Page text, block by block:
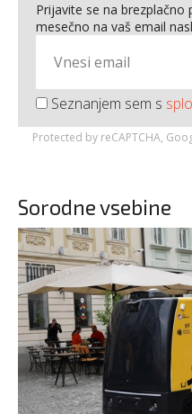
Prijavite se na
mesečno na vaš email
Seznanjem sem s
Protected by reCAPTCHA,
Sorodne vsebine